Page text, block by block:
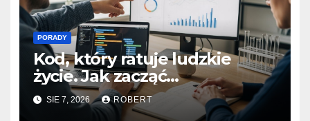
PORADY
Kod, który ratuje ludzkie
życie. Jak zacząć
programować dla branży life
sciences?
SIE 7, 2026 ROBERT